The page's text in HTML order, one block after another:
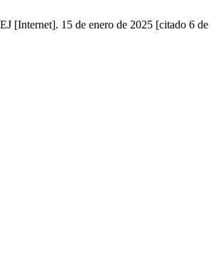
[Internet]. 15 de enero de 2025 [citado 6 de